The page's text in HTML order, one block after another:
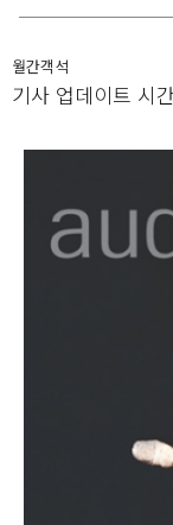
월간객석
기사 업데이트 시